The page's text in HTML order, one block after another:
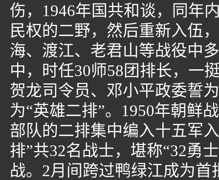
伤，1946年国共和谈，同年
民权的二野，然后重新入伍
海、渡江、老君山等战役中
中，时任30师58团排长，一
贺龙司令员、邓小平政委誓
为“英雄二排”。1950年朝鲜
部队的二排集中编入十五军
排”共32名战士，堪称“32勇
战。2月间跨过鸭绿江成为